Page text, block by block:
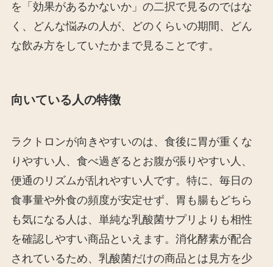
を「効果があるかないか」の二択で見るのではな
く、どんな悩みの人が、どのくらいの期間、どん
な飲み方をしていたかまで見ることです。
向いている人の特徴
ラクトロンが向きやすいのは、食後に胃が重くな
りやすい人、食べ過ぎるとお腹が張りやすい人、
便通のリズムが乱れやすい人です。特に、毎日の
食事量や外食の頻度が安定せず、胃も腸もどちら
も気になる人は、単純な乳酸菌サプリよりも相性
を確認しやすい商品といえます。消化酵素が配合
されているため、乳酸菌だけの商品とは見方を少